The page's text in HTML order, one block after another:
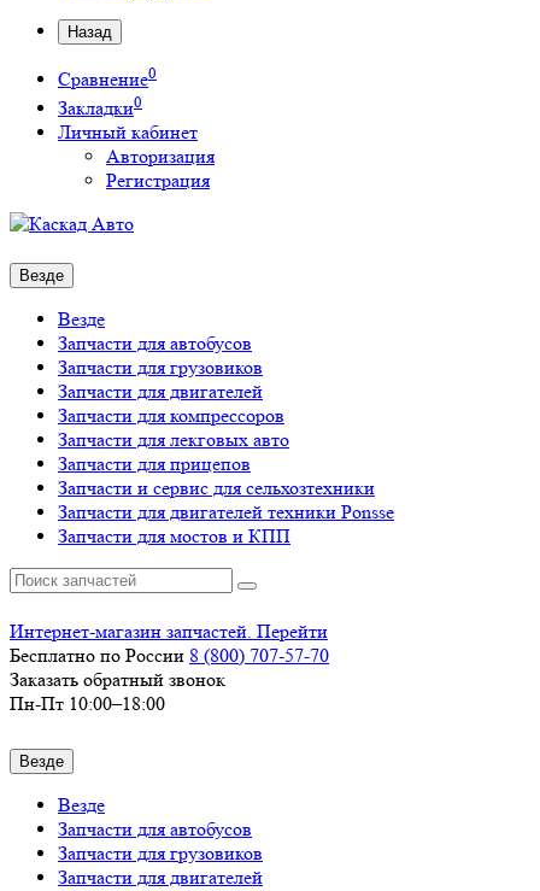
Назад
Сравнение0
Закладки0
Личный кабинет
Авторизация
Регистрация
Везде
Везде
Запчасти для автобусов
Запчасти для грузовиков
Запчасти для двигателей
Запчасти для компрессоров
Запчасти для лекговых авто
Запчасти для прицепов
Запчасти и сервис для сельхозтехники
Запчасти для двигателей техники Ponsse
Запчасти для мостов и КПП
Интернет-магазин запчастей. Перейти
Бесплатно по России 8 (800) 707-57-70
Заказать обратный звонок
Пн-Пт 10:00–18:00
Везде
Везде
Запчасти для автобусов
Запчасти для грузовиков
Запчасти для двигателей